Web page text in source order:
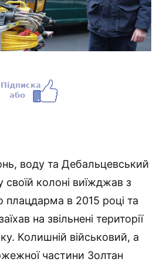
воду та Дебальцевський
своїй колоні виїжджав з
плацдарма в 2015 році та
на звільнені території
Колишній військовий, а
частини Золтан